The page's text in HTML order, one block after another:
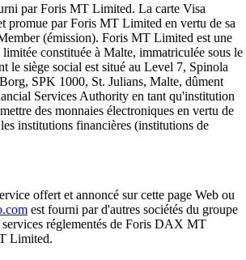
par Foris MT Limited. La carte Visa
promue par Foris MT Limited en vertu de sa
(émission). Foris MT Limited est une
limitée constituée à Malte, immatriculée sous le
le siège social est situé au Level 7, Spinola
SPK 1000, St. Julians, Malte, dûment
Services Authority en tant qu'institution
des monnaies électroniques en vertu de
institutions financières (institutions de
offert et annoncé sur cette page Web ou
est fourni par d'autres sociétés du groupe
services réglementés de Foris DAX MT
Limited.